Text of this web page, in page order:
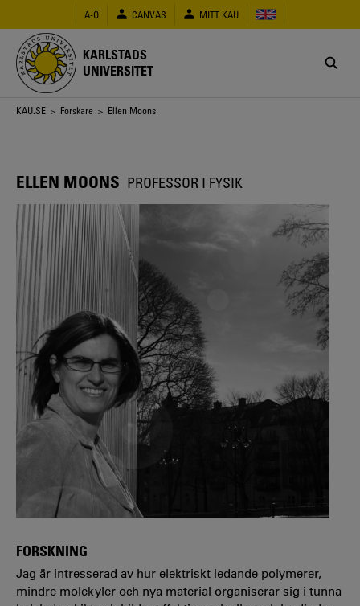
huvudinnehåll
A-Ö CANVAS MITT KAU
KARLSTADS
UNIVERSITET
Länkstig
KAU.SE > Forskare > Ellen Moons
ELLEN MOONS PROFESSOR I FYSIK
FORSKNING
Jag är intresserad av hur elektriskt ledande polymerer,
mindre molekyler och nya material organiserar sig i tunna